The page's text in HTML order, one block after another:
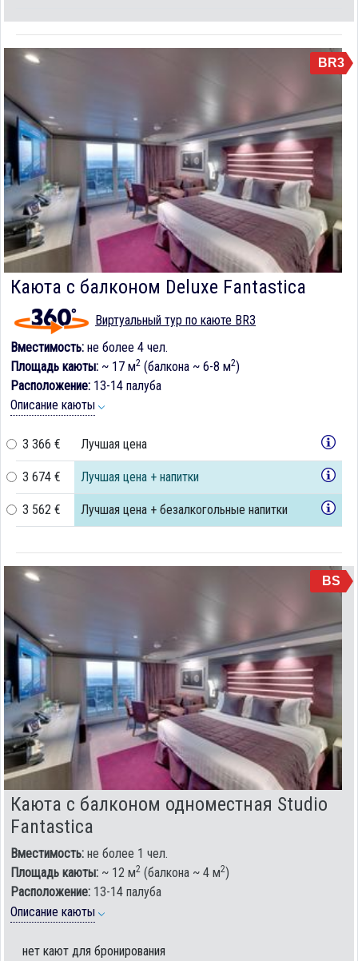
BR3
Каюта с балконом Deluxe Fantastica
Виртуальный тур по каюте BR3
Вместимость: не более 4 чел.
Площадь каюты: ~ 17 м2 (балкона ~ 6-8 м2)
Расположение: 13-14 палуба
Описание каюты
3 366 € Лучшая цена
3 674 € Лучшая цена + напитки
3 562 € Лучшая цена + безалкогольные напитки
BS
Каюта с балконом одноместная Studio
Fantastica
Вместимость: не более 1 чел.
Площадь каюты: ~ 12 м2 (балкона ~ 4 м2)
Расположение: 13-14 палуба
Описание каюты
нет кают для бронирования